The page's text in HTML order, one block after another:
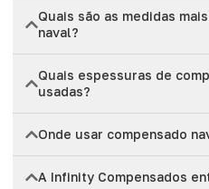
Quais são as medidas
naval?
Quais espessuras de
usadas?
Onde usar compensado
A Infinity Compensados